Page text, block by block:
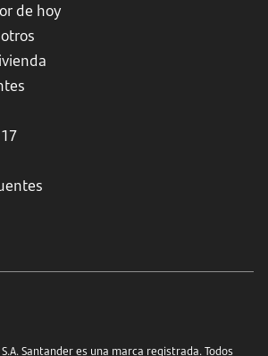
de hoy
Santander es una marca registrada. Todos